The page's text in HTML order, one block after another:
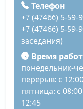
Телефон
+7 (47466) 5-59-
+7 (47466) 5-59-
заседания)
Время
понедельник-
перерыв: с
пятница: с
12:45